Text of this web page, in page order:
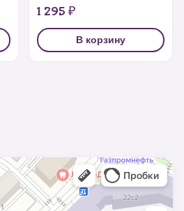
1 295 ₽
В корзину